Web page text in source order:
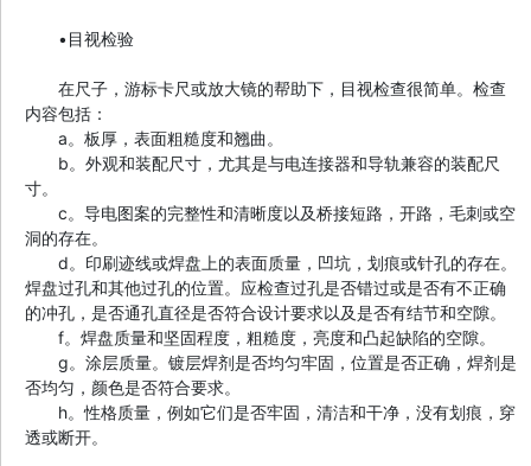
•目视检验
在尺子，游标卡尺或放大镜的帮助下，目视检查很简单。检查
内容包括：
a。板厚，表面粗糙度和翘曲。
b。外观和装配尺寸，尤其是与电连接器和导轨兼容的装配尺
寸。
c。导电图案的完整性和清晰度以及桥接短路，开路，毛刺或空
洞的存在。
d。印刷迹线或焊盘上的表面质量，凹坑，划痕或针孔的存在。
焊盘过孔和其他过孔的位置。应检查过孔是否错过或是否有不正确
的冲孔，是否通孔直径是否符合设计要求以及是否有结节和空隙。
f。焊盘质量和坚固程度，粗糙度，亮度和凸起缺陷的空隙。
g。涂层质量。镀层焊剂是否均匀牢固，位置是否正确，焊剂是
否均匀，颜色是否符合要求。
h。性格质量，例如它们是否牢固，清洁和干净，没有划痕，穿
透或断开。